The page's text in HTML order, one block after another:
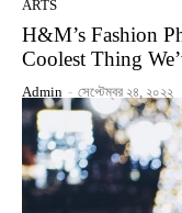
ARTS
H&M’s Fashion
Coolest Thing
Admin - সেপ্টেম্বর ২৪, ২০২২